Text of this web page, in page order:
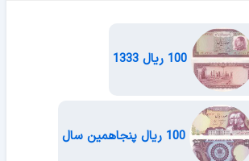
100 ریال 1333